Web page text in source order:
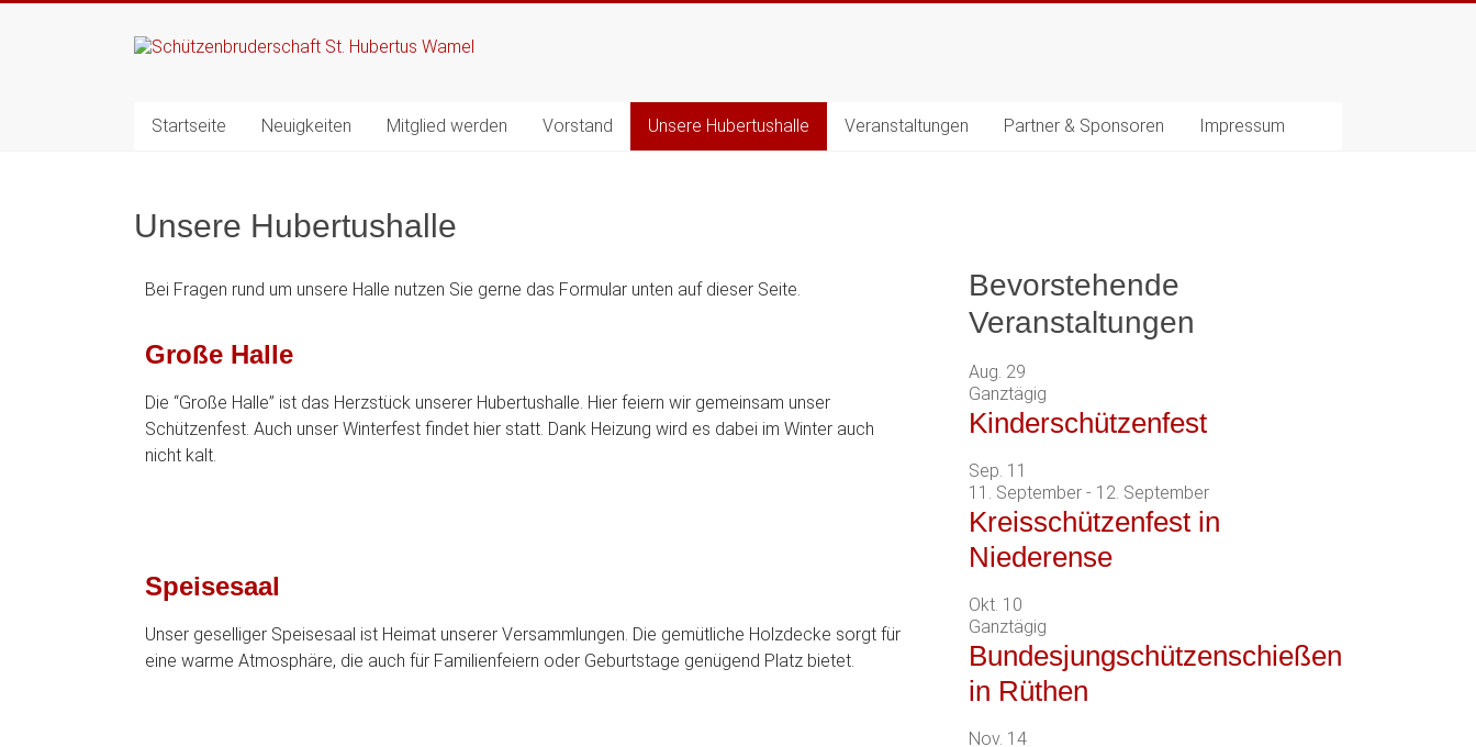
Startseite Neuigkeiten Mitglied werden Vorstand Unsere Hubertushalle Veranstaltungen Partner & Sponsoren Impressum
Unsere Hubertushalle
Bei Fragen rund um unsere Halle nutzen Sie gerne das Formular unten auf dieser Seite.
Große Halle
Die “Große Halle” ist das Herzstück unserer Hubertushalle. Hier feiern wir gemeinsam unser
Schützenfest. Auch unser Winterfest findet hier statt. Dank Heizung wird es dabei im Winter auch
nicht kalt.
Speisesaal
Unser geselliger Speisesaal ist Heimat unserer Versammlungen. Die gemütliche Holzdecke sorgt für
eine warme Atmosphäre, die auch für Familienfeiern oder Geburtstage genügend Platz bietet.
Bevorstehende
Veranstaltungen
Aug. 29
Ganztägig
Kinderschützenfest
Sep. 11
11. September - 12. September
Kreisschützenfest in
Niederense
Okt. 10
Ganztägig
Bundesjungschützenschießen
in Rüthen
Nov. 14